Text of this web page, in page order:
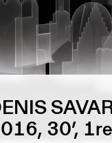
30’,